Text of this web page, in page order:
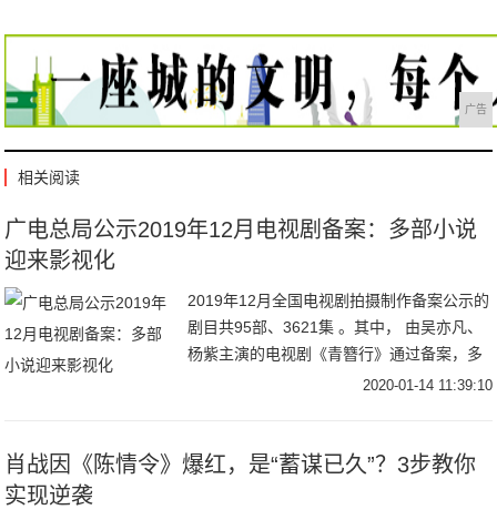
广告
相关阅读
广电总局公示2019年12月电视剧备案：多部小说
迎来影视化
2019年12月全国电视剧拍摄制作备案公示的
剧目共95部、3621集 。其中， 由吴亦凡、
杨紫主演的电视剧《青簪行》通过备案，多
部小说如《你也有今天》《竹马微微甜》等
2020-01-14 11:39:10
肖战因《陈情令》爆红，是“蓄谋已久”？3步教你
实现逆袭